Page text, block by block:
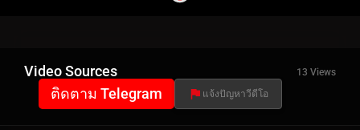
Video Sources 13 Views
ติดตาม Telegram แจ้งปัญหาวีดีโอ